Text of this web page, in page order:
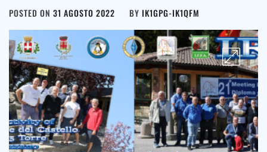
POSTED ON 31 AGOSTO 2022 BY IK1GPG-IK1QFM